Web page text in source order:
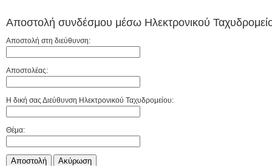
Αποστολή συνδέσμου μέσω Ηλεκτρονικού
Αποστολή στη διεύθυνση:
Αποστολέας:
Η δική σας Διεύθυνση Ηλεκτρονικού Ταχυδρομείου:
Θέμα:
Αποστολή Aκύρωση